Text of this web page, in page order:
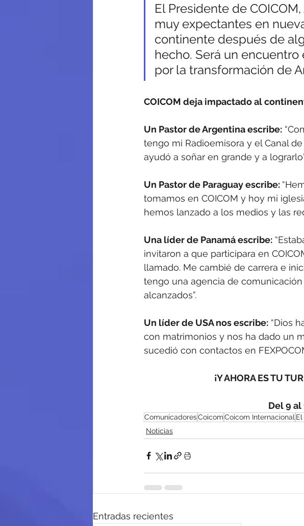
El Presidente de
muy expectantes en
continente después de
hecho. Será un
por la transformación de
COICOM deja impactado al
Un Pastor de Argentina escribe:
tengo mi Radioemisora y el Canal
ayudó a soñar en grande y a
Un Pastor de Paraguay escribe:
tomamos en COICOM y hoy mi
hemos lanzado a los medios y las
Una líder de Panamá escribe:
invitaron a que participara en
llamado. Me cambié de carrera e
tengo una agencia de
alcanzados”.
Un líder de USA nos escribe: “Dios
con matrimonios y nos ha dado un
sucedió con contactos en
¡Y AHORA ES TU
Del 9 al
ComunicadoresCoicomCoicom Internacional
Noticias
Entradas recientes